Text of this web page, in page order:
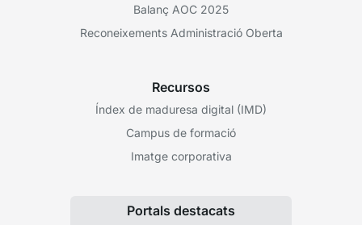
Balanç AOC 2025
Reconeixements Administració Oberta
Recursos
Índex de maduresa digital (IMD)
Campus de formació
Imatge corporativa
Portals destacats